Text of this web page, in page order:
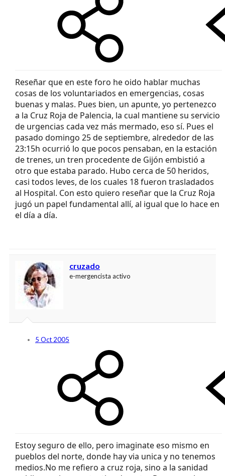
Reseñar que en este foro he oido hablar muchas
cosas de los voluntariados en emergencias, cosas
buenas y malas. Pues bien, un apunte, yo pertenezco
a la Cruz Roja de Palencia, la cual mantiene su servicio
de urgencias cada vez más mermado, eso sí. Pues el
pasado domingo 25 de septiembre, alrededor de las
23:15h ocurrió lo que pocos pensaban, en la estación
de trenes, un tren procedente de Gijón embistió a
otro que estaba parado. Hubo cerca de 50 heridos,
casi todos leves, de los cuales 18 fueron trasladados
al Hospital. Con esto quiero reseñar que la Cruz Roja
jugó un papel fundamental allí, al igual que lo hace en
el día a día.
cruzado
e-mergencista activo
5 Oct 2005
Estoy seguro de ello, pero imaginate eso mismo en
pueblos del norte, donde hay via unica y no tenemos
medios.No me refiero a cruz roja, sino a la sanidad